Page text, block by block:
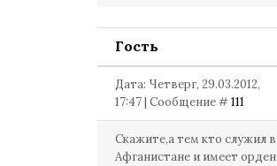
Гость
Дата: Четверг, 29.03.2012,
17:47 | Сообщение #111
Скажите,а тем кто служил в
Афганистане и имеет орден